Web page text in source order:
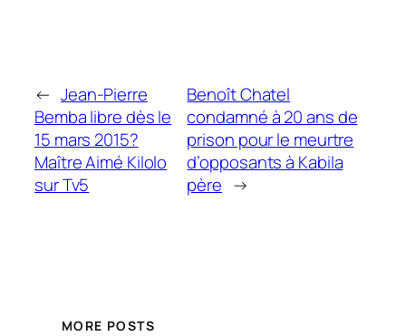
← Jean-Pierre
Bemba libre dès le
15 mars 2015?
Maître Aimé Kilolo
sur Tv5
Benoît Chatel
condamné à 20 ans de
prison pour le meurtre
d’opposants à Kabila
père →
MORE POSTS